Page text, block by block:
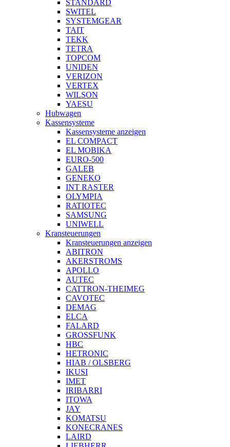
STANDARD
SWITEL
SYSTEMGEAR
TAIT
TEKK
TETRA
TOPCOM
UNIDEN
VERIZON
VERTEX
WILSON
YAESU
Hubwagen
Kassensysteme
Kassensysteme anzeigen
EL COMPACT
EL MOBIKA
EURO-500
GALEB
GENEKO
INT RASTER
OLYMPIA
RATIOTEC
SAMSUNG
UNIWELL
Kransteuerungen
Kransteuerungen anzeigen
ABITRON
AKERSTROMS
APOLLO
AUTEC
CATTRON-THEIMEG
CAVOTEC
DEMAG
ELCA
FALARD
GROSSFUNK
HBC
HETRONIC
HIAB / OLSBERG
IKUSI
IMET
IRIBARRI
ITOWA
JAY
KOMATSU
KONECRANES
LAIRD